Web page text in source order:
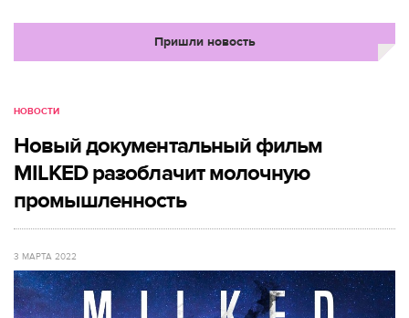
Пришли новость
НОВОСТИ
Новый документальный фильм
MILKED разоблачит молочную
промышленность
3 МАРТА 2022